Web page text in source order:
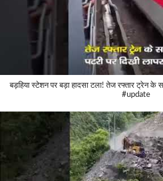
बड़हिया स्टेशन पर बड़ा हादसा टला! तेज रफ्तार ट्रेन
#update